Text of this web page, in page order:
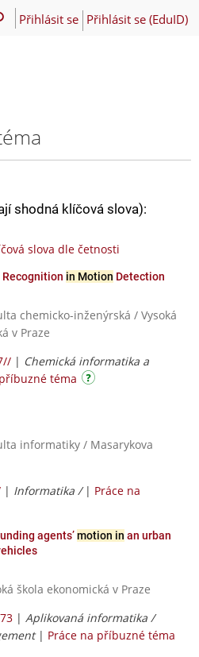
Přihlásit se Přihlásit se (EduID)
shodná klíčová slova):
slova dle četnosti
in Motion Detection
chemicko-inženýrská / Vysoká
v Praze
| Chemická informatika a
téma
informatiky / Masarykova
| Informatika / | Práce na
agents’motion in an urban
škola ekonomická v Praze
| Aplikovaná informatika /
| Práce na příbuzné téma